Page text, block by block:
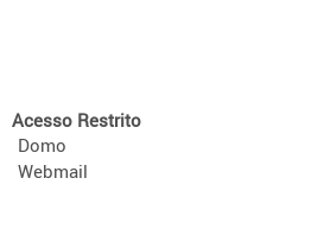
Acesso Restrito
Domo
Webmail